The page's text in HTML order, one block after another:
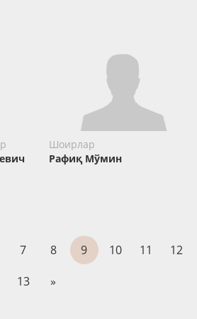
Шоирлар
Рафиқ Мўмин
7 8 9 10 11
12
13
»